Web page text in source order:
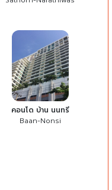
คอนโด บ้าน นนทรี
Baan-Nonsi